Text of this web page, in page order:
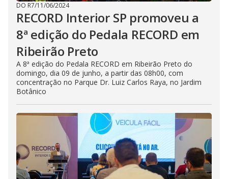
DO R7/11/06/2024
RECORD Interior SP promoveu a
8ª edição do Pedala RECORD em
Ribeirão Preto
A 8ª edição do Pedala RECORD em Ribeirão Preto do
domingo, dia 09 de junho, a partir das 08h00, com
concentração no Parque Dr. Luiz Carlos Raya, no Jardim
Botânico